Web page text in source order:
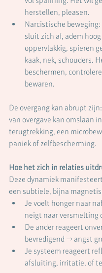
herstellen, pleasen.
Narcistische
sluit zich af, adem
oppervlakkig, spieren
kaak, nek, schouders.
beschermen,
bewaren.
De overgang kan abrupt
van overgave kan omslaan
terugtrekking, een
paniek of zelfbescherming.
Hoe het zich in relaties
Deze dynamiek
een subtiele, bijna
Je voelt honger naar
neigt naar versmelting
De ander reageert
bevredigend → angst
Je systeem reageert
afsluiting, irritatie, of